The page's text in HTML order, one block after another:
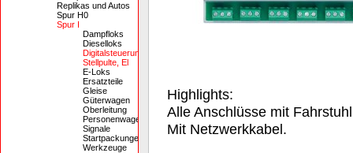
Replikas und Autos
Spur H0
Spur I
Dampfloks
Dieselloks
Digitalsteuerung,
Stellpulte, El
E-Loks
Ersatzteile
Gleise
Güterwagen
Oberleitung
Personenwagen
Signale
Startpackungen
Werkzeuge
Highlights:
Alle Anschlüsse mit
Mit Netzwerkkabel.